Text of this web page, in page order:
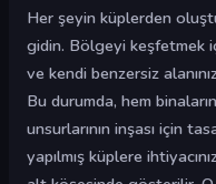
Her şeyin küplerden
gidin. Bölgeyi keşfetmek
ve kendi benzersiz
Bu durumda, hem
unsurlarının inşası için
yapılmış küplere